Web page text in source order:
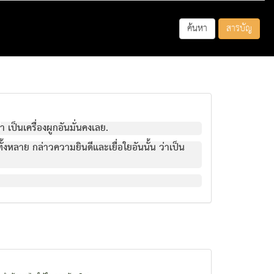
ค้นหา สารบัญ
ป็นเครื่องผูกอันมั่นคงเลย.
ลาย กล่าวความยินดีและเยื่อใยอันนั้น ว่าเป็น